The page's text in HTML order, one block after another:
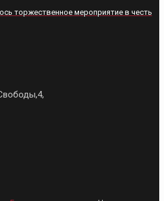
торжественное мероприятие в честь